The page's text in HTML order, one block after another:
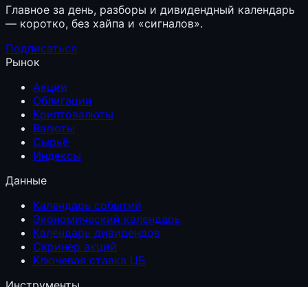
Главное за день, разборы и дивидендный календарь
— коротко, без хайпа и «сигналов».
Подписаться
Рынок
Акции
Облигации
Криптовалюты
Валюты
Сырьё
Индексы
Данные
Календарь событий
Экономический календарь
Календарь дивидендов
Скринер акций
Ключевая ставка ЦБ